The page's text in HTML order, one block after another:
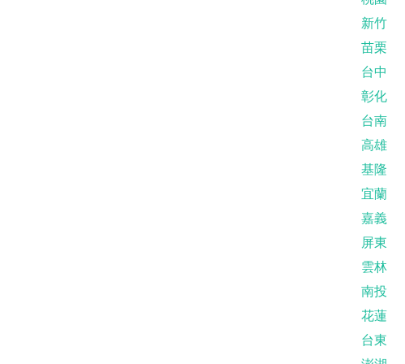
新竹
苗栗
台中
彰化
台南
高雄
基隆
宜蘭
嘉義
屏東
雲林
南投
花蓮
台東